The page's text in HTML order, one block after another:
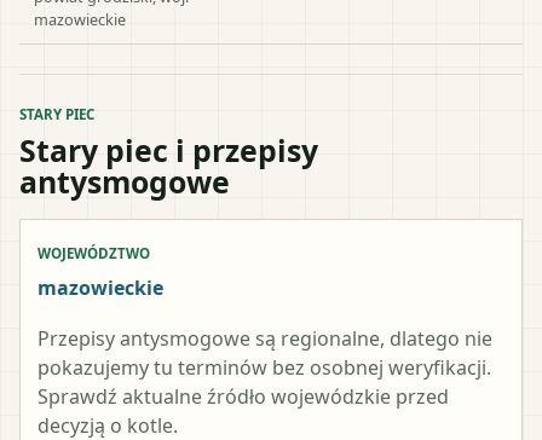
mazowieckie
STARY PIEC
Stary piec i przepisy
antysmogowe
WOJEWÓDZTWO
mazowieckie
Przepisy antysmogowe są regionalne, dlatego nie
pokazujemy tu terminów bez osobnej weryfikacji.
Sprawdź aktualne źródło wojewódzkie przed
decyzją o kotle.